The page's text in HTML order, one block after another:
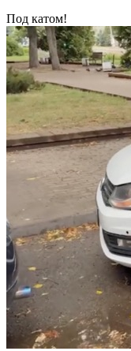
Под катом!